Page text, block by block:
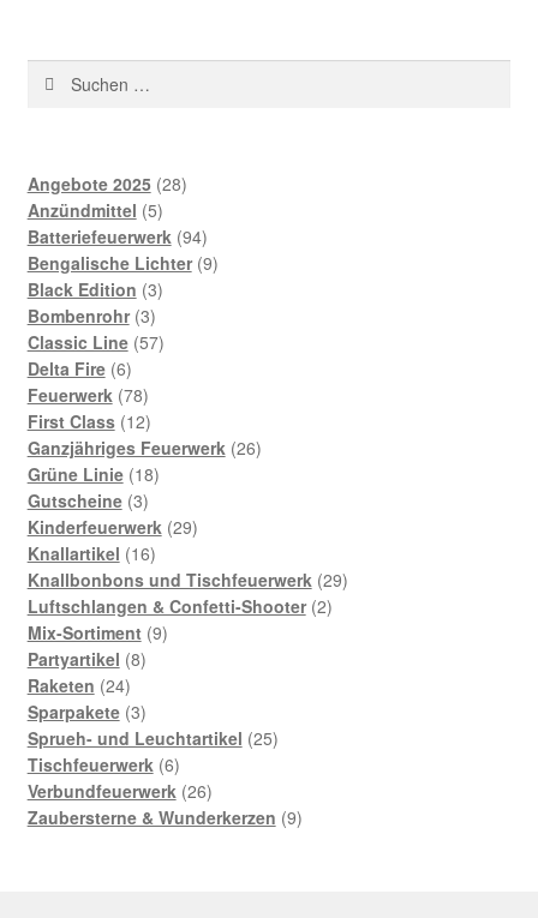
Suchen
Angebote 2025 2828
Anzündmittel 55
Produkte
Batteriefeuerwerk 9494
Produkte
Bengalische Lichter 99
Black Edition 33
Bombenrohr 33
Produkte
Classic Line 5757
Delta Fire 66
Produkte
Feuerwerk 7878
Produkte
First Class 1212
Produkte
Ganzjähriges Feuerwerk 2626
Grüne Linie 1818
Gutscheine 33
Produkte
Kinderfeuerwerk 2929
Knallartikel 1616
Produkte
Knallbonbons und Tischfeuerwerk 2929
Luftschlangen & Confetti-Shooter 22
Mix-Sortiment 99
Partyartikel 88
Raketen 2424
Produkte
Sparpakete 33
Produkte
Sprueh- und Leuchtartikel 2525
Tischfeuerwerk 66
Produkte
Verbundfeuerwerk 2626
Produkte
Zaubersterne & Wunderkerzen 99